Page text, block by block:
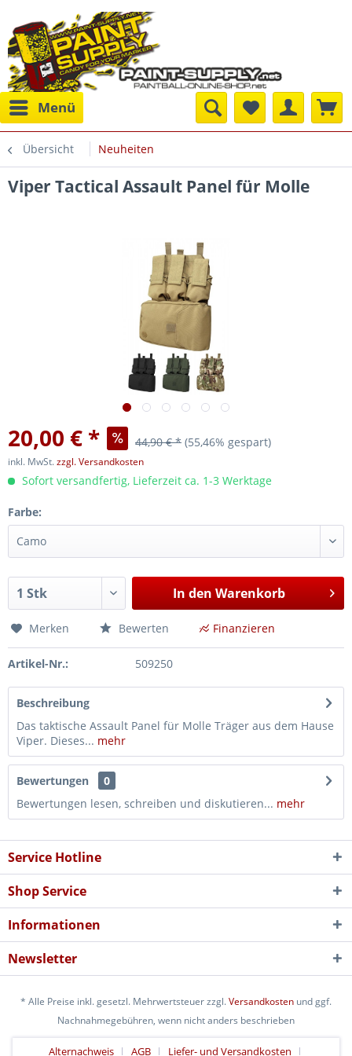
Menü
Übersicht Neuheiten
Viper Tactical Assault Panel für Molle
20,00 € * 44,90 € * (55,46% gespart)
inkl. MwSt.zzgl. Versandkosten
Sofort versandfertig, Lieferzeit ca. 1-3 Werktage
Farbe:
In den Warenkorb
Merken Bewerten Finanzieren
Artikel-Nr.: 509250
Beschreibung
Das taktische Assault Panel für Molle Träger aus dem Hause
Viper. Dieses... mehr
Bewertungen
0
Bewertungen lesen, schreiben und diskutieren... mehr
Service Hotline
Shop Service
Informationen
Newsletter
* Alle Preise inkl. gesetzl. Mehrwertsteuer zzgl.Versandkosten und ggf.
Nachnahmegebühren, wenn nicht anders beschrieben
Alternachweis AGB Liefer- und Versandkosten